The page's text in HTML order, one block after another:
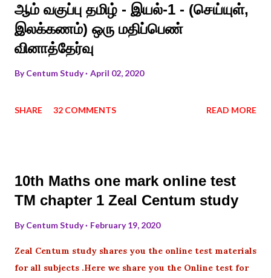
ஆம் வகுப்பு தமிழ் - இயல்-1 - (செய்யுள்,
இலக்கணம்) ஒரு மதிப்பெண்
வினாத்தேர்வு
ByCentum Study April 02, 2020
SHARE 32 COMMENTS READ MORE
10th Maths one mark online test
TM chapter 1 Zeal Centum study
ByCentum Study February 19, 2020
Zeal Centum study shares you the online test materials
for all subjects .Here we share you the Online test for